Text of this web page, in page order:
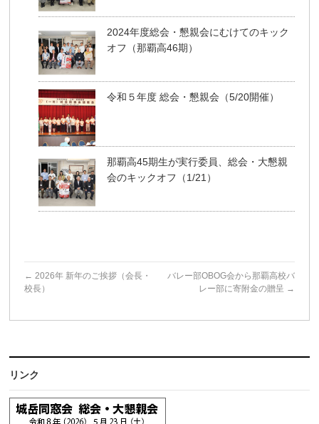
2024年度総会・懇親会にむけてのキック
オフ（那覇高46期）
令和５年度 総会・懇親会（5/20開催）
那覇高45期生が実行委員、総会・大懇親
会のキックオフ（1/21）
← 2026年 新年のご挨拶（会長・
校長）
バレー部OBOG会から那覇高校バ
レー部に寄附金の贈呈 →
リンク